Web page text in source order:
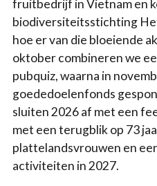
fruitbedrijf in Vietnam en
biodiversiteitsstichting
hoe er van die bloeiende
oktober combineren we
pubquiz, waarna in
goededoelenfonds
sluiten 2026 af met een
met een terugblik op 73
plattelandsvrouwen en
activiteiten in 2027.